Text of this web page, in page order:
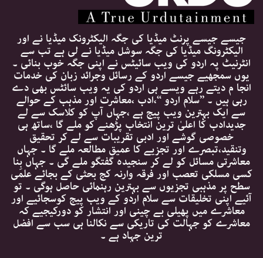
جیسے جیسے پرنٹ میڈیا کی جگہ الیکٹرونک میڈیا نے اور
الیکٹرونگ میڈیا کی جگہ سوشل میڈیا نے لی ہے تب سے
انٹرنیٹ پہ اردو کی ویب سائیٹس نے اپنی جگہ خوب بنائی ۔
یوں سمجھیے جیسے اردو کے رسائل وجرائد زبان کی خدمات
انجا م دیتے رہے ویسے ہی اردو کی یہ ویب سائٹس بھی دے
رہی ہیں ۔ ’’سلام اردو ‘‘،ادب ،معاشرت اور مذہب کے حوالے
سے ایک بہترین ویب پیج ہے ،جہاں آپ کو کلاسک سے لے
جدیدادب کا اعلیٰ ترین انتخاب پڑھنے کو ملے گا ،ساتھ ہی
خصوصی گوشے اور ادبی تقریبات سے لے کر تحقیق
وتنقید،تبصرے اور تجزیے کا عمیق مطالعہ ملے گا ۔ جہاں
معاشرتی مسائل کو لے کر سنجیدہ گفتگو ملے گی ۔ جہاں بِنا
کسی مسلکی تعصب اور فرقہ وارنہ کج بحثی کے بجائے علمی
سطح پر مذہبی تجزیوں سے بہترین رہنمائی حاصل ہوگی ۔ تو
آئیے اپنی تخلیقات سے سلام اردو کے ویب پیج کوسجائیے اور
معاشرے میں پھیلی بے چینی اور انتشار کو دورکیجیے کہ
معاشرے کو جہالت کی تاریکی سے نکالنا ہی سب سے افضل
ترین جہاد ہے ۔